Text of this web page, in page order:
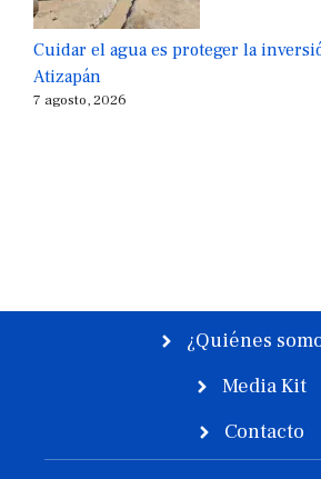
Cuidar el agua es proteger la
Atizapán
7 agosto, 2026
¿Quiénes
Media Kit
Contacto